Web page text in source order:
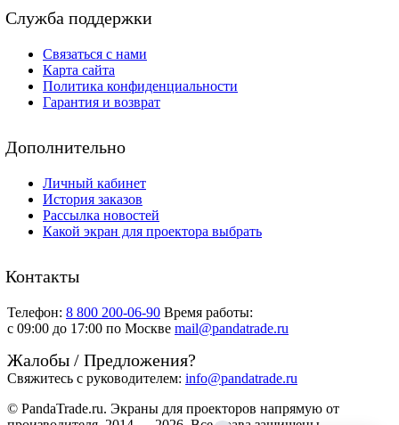
Служба поддержки
Связаться с нами
Карта сайта
Политика конфиденциальности
Гарантия и возврат
Дополнительно
Личный кабинет
История заказов
Рассылка новостей
Какой экран для проектора выбрать
Контакты
Телефон: 8 800 200-06-90 Время работы:
c 09:00 до 17:00 по Москве mail@pandatrade.ru
Жалобы / Предложения?
Свяжитесь с руководителем: info@pandatrade.ru
© PandaTrade.ru. Экраны для проекторов напрямую от